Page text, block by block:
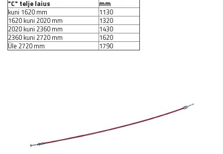
"C" telje laius
mm
kuni 1620 mm
1130
1620 kuni 2020 mm
1320
2020 kuni 2360 mm
1430
2360 kuni 2720 mm
1620
Üle 2720 mm
1790